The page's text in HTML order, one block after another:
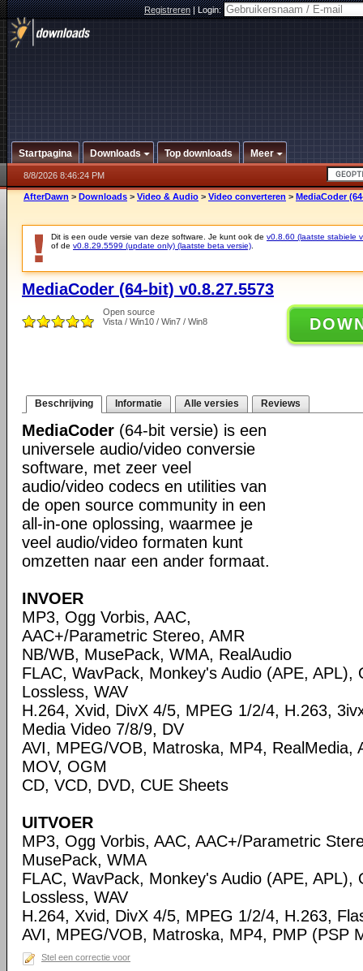
Registreren|Login:
Startpagina Downloads Top downloads Meer
8/8/2026 8:46:24 PM
AfterDawn > Downloads > Video & Audio > Video converteren > MediaCoder
Dit is een oude versie van deze software. Je kunt ook de v0.8.60 (laatste stabiele
of de v0.8.29.5599 (update only) (laatste beta versie)
MediaCoder (64-bit) v0.8.27.5573
Open source
Vista / Win10 / Win7 / Win8
Beschrijving Informatie Alle versies Reviews
MediaCoder (64-bit versie) is een
universele audio/video conversie
software, met zeer veel
audio/video codecs en utilities van
de open source community in een
all-in-one oplossing, waarmee je
veel audio/video formaten kunt
omzetten naar een ander formaat.
INVOER
MP3, Ogg Vorbis, AAC,
AAC+/Parametric Stereo, AMR
NB/WB, MusePack, WMA, RealAudio
FLAC, WavPack, Monkey's Audio (APE, APL),
Lossless, WAV
H.264, Xvid, DivX 4/5, MPEG 1/2/4, H.263,
Media Video 7/8/9, DV
AVI, MPEG/VOB, Matroska, MP4, RealMedia,
MOV, OGM
CD, VCD, DVD, CUE Sheets
UITVOER
MP3, Ogg Vorbis, AAC, AAC+/Parametric
MusePack, WMA
FLAC, WavPack, Monkey's Audio (APE, APL),
Lossless, WAV
H.264, Xvid, DivX 4/5, MPEG 1/2/4, H.263,
AVI, MPEG/VOB, Matroska, MP4, PMP (PSP
Stel een correctie voor